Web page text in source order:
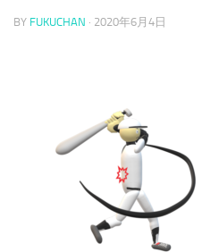
BY FUKUCHAN · 2020年6月4日